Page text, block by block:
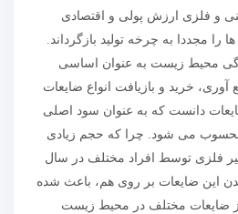
و فلزی ارزش پولی و اقتصادی
را مجددا به چرخه تولید بازگرداند.
محیط زیست به عنوان اساسی
خرید و بازیافت انواع ضایعات
دانست که به عنوان سود اصلی
محسوب می شود. چرا که حجم زیادی
فلزی توسط افراد مختلف در سال
این ضایعات بر روی هم، باعث شده
از ضایعات مختلف در محیط زیست